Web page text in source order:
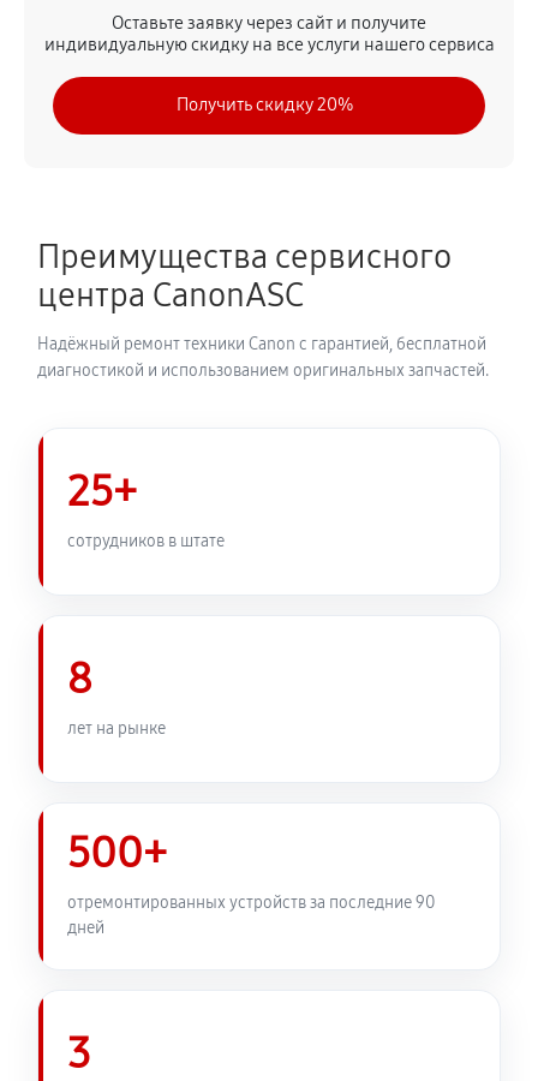
60 минут
Замена Wi-Fi МФУ Canon PIXMA TS5340a
1620 руб 60 минут
Замена печатной головки
1350 руб 60 минут
Замена печки МФУ Canon PIXMA TS5340a
Замена термопленки МФУ Canon PIXMA TS5340a
Оставьте заявку через сайт и получите
индивидуальную скидку на все услуги нашего сервиса
Получить скидку 20%
Преимущества сервисного
центра CanonASC
Надёжный ремонт техники Canon с гарантией, бесплатной
диагностикой и использованием оригинальных запчастей.
25+
сотрудников в штате
8
лет на рынке
500+
отремонтированных устройств за последние 90
дней
3